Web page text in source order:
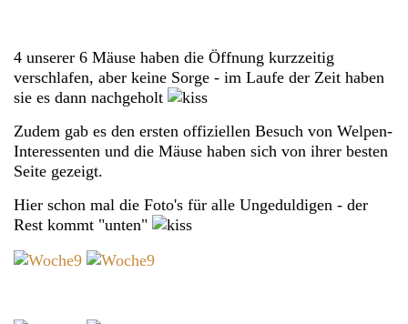
4 unserer 6 Mäuse haben die Öffnung kurzzeitig
verschlafen, aber keine Sorge - im Laufe der Zeit haben
sie es dann nachgeholt
Zudem gab es den ersten offiziellen Besuch von Welpen-
Interessenten und die Mäuse haben sich von ihrer besten
Seite gezeigt.
Hier schon mal die Foto's für alle Ungeduldigen - der
Rest kommt "unten"